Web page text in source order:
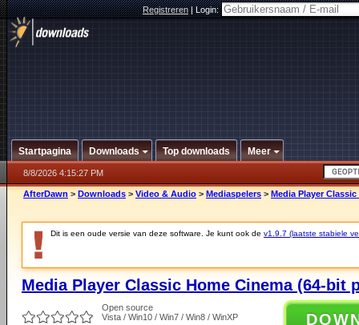
Registreren|Login:
Startpagina Downloads Top downloads Meer
8/8/2026 4:15:27 PM
AfterDawn > Downloads > Video & Audio > Mediaspelers > Media Player
Dit is een oude versie van deze software. Je kunt ook de v1.9.7 (laatste stabiele
Media Player Classic Home Cinema (64-bit
Open source
Vista / Win10 / Win7 / Win8 / WinXP